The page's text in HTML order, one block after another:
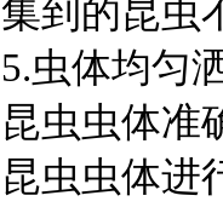
集到的昆虫
5.虫体均匀
昆虫虫体准
昆虫虫体进